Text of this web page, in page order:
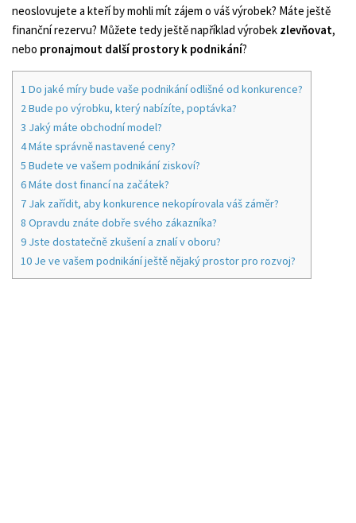
neoslovujete a kteří by mohli mít zájem o váš výrobek? Máte ještě
finanční rezervu? Můžete tedy ještě například výrobek zlevňovat,
nebo pronajmout další prostory k podnikání?
1 Do jaké míry bude vaše podnikání odlišné od konkurence?
2Bude po výrobku, který nabízíte, poptávka?
3 Jaký máte obchodní model?
4Máte správně nastavené ceny?
5 Budete ve vašem podnikání ziskoví?
6Máte dost financí na začátek?
7 Jak zařídit, aby konkurence nekopírovala váš záměr?
8 Opravdu znáte dobře svého zákazníka?
9 Jste dostatečně zkušení a znalí v oboru?
10 Je ve vašem podnikání ještě nějaký prostor pro rozvoj?